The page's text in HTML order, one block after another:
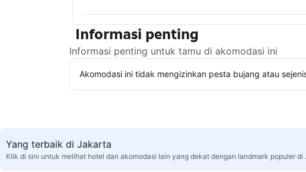
Informasi penting
Informasi penting untuk tamu di akomodasi ini
Akomodasi ini tidak mengizinkan pesta bujang atau
Yang terbaik di Jakarta
Klik di sini untuk melihat hotel dan akomodasi lain yang dekat dengan landmark populer di